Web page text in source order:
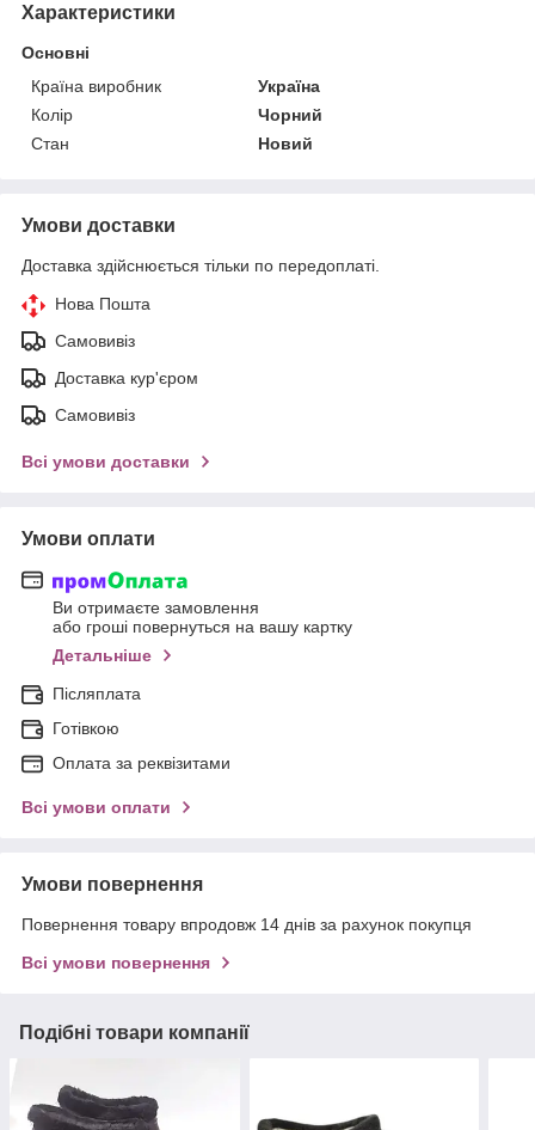
Характеристики
Основні
Країна виробник
Україна
Колір
Чорний
Стан
Новий
Умови доставки
Доставка здійснюється тільки по передоплаті.
Нова Пошта
Самовивіз
Доставка кур'єром
Самовивіз
Всі умови доставки
Умови оплати
Ви отримаєте замовлення
або гроші повернуться на вашу картку
Детальніше
Післяплата
Готівкою
Оплата за реквізитами
Всі умови оплати
Умови повернення
Повернення товару впродовж 14 днів за рахунок покупця
Всі умови повернення
Подібні товари компанії